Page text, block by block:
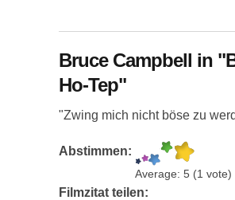
Bruce Campbell in
Ho-Tep"
"Zwing mich nicht böse zu
Abstimmen:
Average: 5 (1 vote)
Filmzitat teilen: